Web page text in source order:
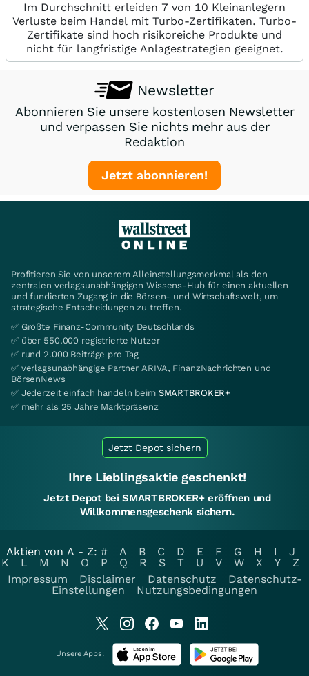
Im Durchschnitt erleiden 7 von 10 Kleinanlegern
Verluste beim Handel mit Turbo-Zertifikaten. Turbo-
Zertifikate sind hoch risikoreiche Produkte und
nicht für langfristige Anlagestrategien geeignet.
Newsletter
Abonnieren Sie unsere kostenlosen Newsletter
und verpassen Sie nichts mehr aus der
Redaktion
Jetzt abonnieren!
Profitieren Sie von unserem Alleinstellungsmerkmal als den
zentralen verlagsunabhängigen Wissens-Hub für einen aktuellen
und fundierten Zugang in die Börsen- und Wirtschaftswelt, um
strategische Entscheidungen zu treffen.
✅ Größte Finanz-Community Deutschlands
✅ über 550.000 registrierte Nutzer
✅ rund 2.000 Beiträge pro Tag
✅ verlagsunabhängige Partner ARIVA, FinanzNachrichten und
BörsenNews
✅ Jederzeit einfach handeln beim SMARTBROKER+
✅ mehr als 25 Jahre Marktpräsenz
Jetzt Depot sichern
Ihre Lieblingsaktie geschenkt!
Jetzt Depot bei SMARTBROKER+ eröffnen und
Willkommensgeschenk sichern.
Aktien von A - Z: # A B C D E F G H I
J
K
L M N O P Q R S T U V W X Y
Z
Impressum
Disclaimer Datenschutz
Datenschutz-
Einstellungen
Nutzungsbedingungen
Unsere Apps: